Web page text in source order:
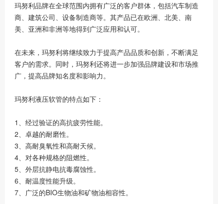
玛努利品牌在全球范围内拥有广泛的客户群体，包括汽车制造
商、建筑公司、设备制造商等。其产品已在欧洲、北美、南
美、亚洲和非洲等地得到广泛应用和认可。
在未来，玛努利将继续致力于提高产品品质和创新，不断满足
客户的需求。同时，玛努利还将进一步加强品牌建设和市场推
广，提高品牌知名度和影响力。
玛努利液压软管的特点如下：
1、经过验证的高抗疲劳性能。
2、卓越的耐磨性。
3、高耐臭氧性和高耐天候。
4、对各种规格的阻燃性。
5、外层抗静电抗毒腐蚀性。
6、耐温度性能升级。
7、广泛的BIO生物油和矿物油相容性。